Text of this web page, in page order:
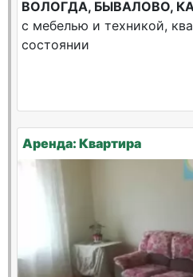
ВОЛОГДА, БЫВАЛОВО,
с мебелью и техникой,
состоянии
Аренда: Квартира